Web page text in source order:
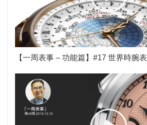
【一周表事 – 功能篇】#17 世界時腕表